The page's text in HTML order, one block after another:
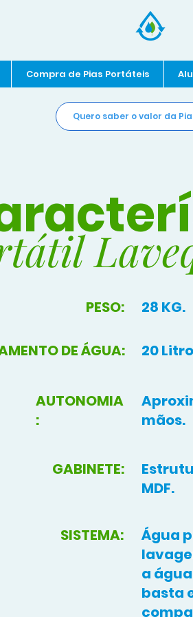
Compra de Pias Portáteis
Quero saber o valor da
PESO: 28 KG.
DE ÁGUA: 20
AUTONOMIA
:
GABINETE:
SISTEMA:
mãos.
MDF.
Água
a
basta